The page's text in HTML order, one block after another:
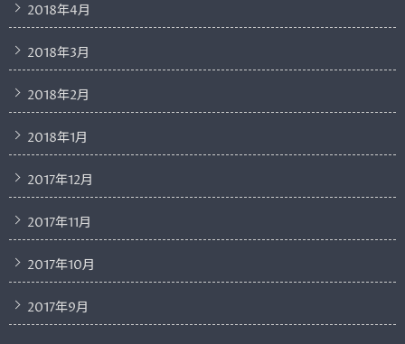
2018年4月
2018年3月
2018年2月
2018年1月
2017年12月
2017年11月
2017年10月
2017年9月